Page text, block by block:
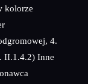
kolorze
4.
II.1.4.2) Inne